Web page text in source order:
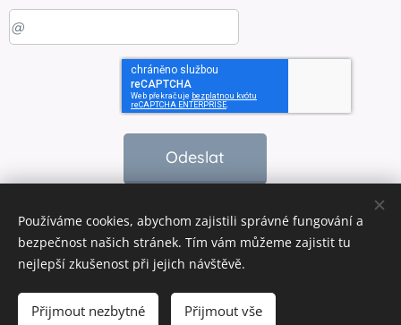
Vyprodáno
Odeslat
Vytvořeno službouWebnode Cookies
Používáme cookies, abychom zajistili správné fungování a
bezpečnost našich stránek. Tím vám můžeme zajistit tu
nejlepší zkušenost při jejich návštěvě.
Přijmout nezbytné Přijmout vše